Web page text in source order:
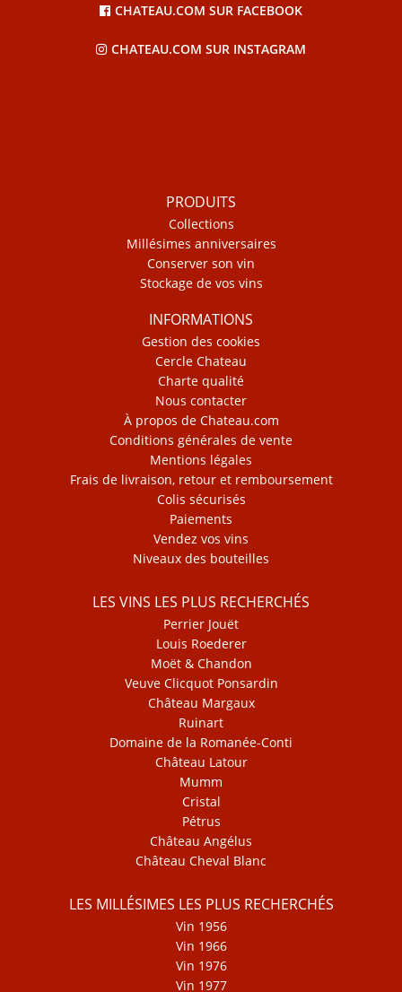
CHATEAU.COM SUR FACEBOOK
CHATEAU.COM SUR INSTAGRAM
PRODUITS
Collections
Millésimes anniversaires
Conserver son vin
Stockage de vos vins
INFORMATIONS
Gestion des cookies
Cercle Chateau
Charte qualité
Nous contacter
À propos de Chateau.com
Conditions générales de vente
Mentions légales
Frais de livraison, retour et remboursement
Colis sécurisés
Paiements
Vendez vos vins
Niveaux des bouteilles
LES VINS LES PLUS RECHERCHÉS
Perrier Jouët
Louis Roederer
Moët & Chandon
Veuve Clicquot Ponsardin
Château Margaux
Ruinart
Domaine de la Romanée-Conti
Château Latour
Mumm
Cristal
Pétrus
Château Angélus
Château Cheval Blanc
LES MILLÉSIMES LES PLUS RECHERCHÉS
Vin 1956
Vin 1966
Vin 1976
Vin 1977